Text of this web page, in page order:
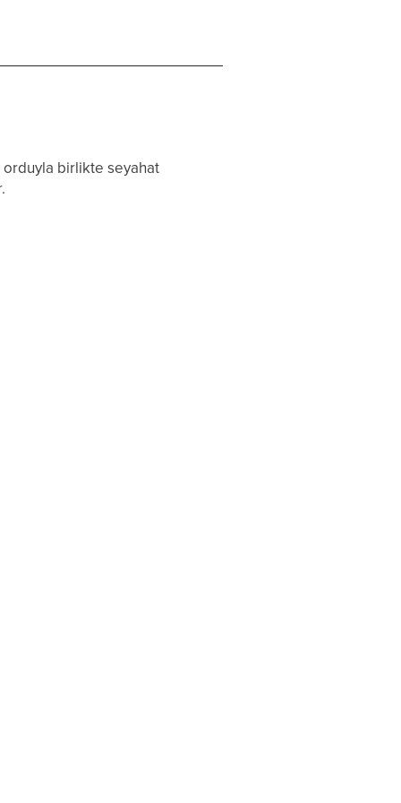
orduyla birlikte seyahat